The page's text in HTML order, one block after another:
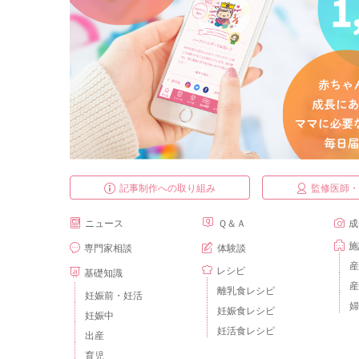
記事制作への取り組み 監修医師
ニュース
専門家相談
基礎知識
妊娠前・妊活
妊娠中
出産
育児
Ｑ＆Ａ
体験談
レシピ
離乳食レシピ
妊娠食レシピ
妊活食レシピ